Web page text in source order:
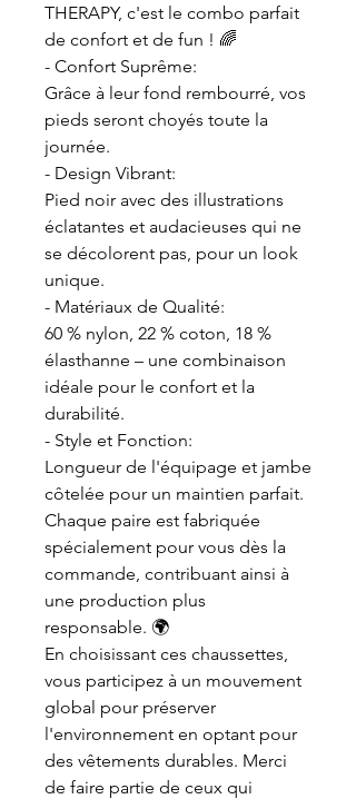
THERAPY, c'est le combo parfait
de confort et de fun ! 🌈
- Confort Suprême:
Grâce à leur fond rembourré, vos
pieds seront choyés toute la
journée.
- Design Vibrant:
Pied noir avec des illustrations
éclatantes et audacieuses qui ne
se décolorent pas, pour un look
unique.
- Matériaux de Qualité:
60 % nylon, 22 % coton, 18 %
élasthanne – une combinaison
idéale pour le confort et la
durabilité.
- Style et Fonction:
Longueur de l'équipage et jambe
côtelée pour un maintien parfait.
Chaque paire est fabriquée
spécialement pour vous dès la
commande, contribuant ainsi à
une production plus
responsable. 🌍
En choisissant ces chaussettes,
vous participez à un mouvement
global pour préserver
l'environnement en optant pour
des vêtements durables. Merci
de faire partie de ceux qui